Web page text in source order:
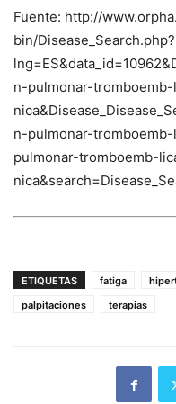
Fuente: http://
bin/Disease_Search.php?
n-pulmonar-tromboemb-
n-pulmonar-
pulmonar-tromboemb-
ETIQUETAS fatiga
palpitaciones
terapias